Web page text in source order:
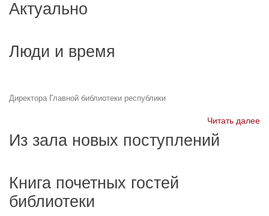
Актуально
Люди и время
Директора Главной библиотеки республики
Читать далее
Из зала новых поступлений
Книга почетных гостей
библиотеки